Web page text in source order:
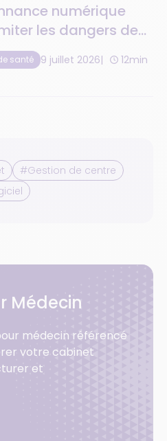
numérique
les dangers de
santé 9 juillet 2026 12min
#Gestion de centre
Médecin
médecin référencé
votre cabinet
et